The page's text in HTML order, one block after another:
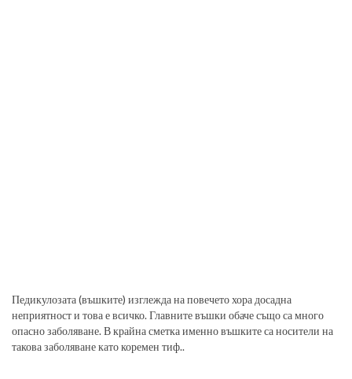
Педикулозата (въшките) изглежда на повечето хора досадна
неприятност и това е всичко. Главните въшки обаче също са много
опасно заболяване. В крайна сметка именно въшките са носители на
такова заболяване като коремен тиф..